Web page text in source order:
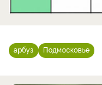
арбуз Подмосковье